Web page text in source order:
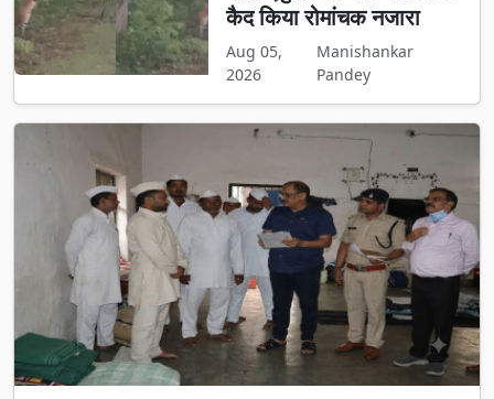
कैद किया रोमांचक नजारा
Aug 05,
2026
Manishankar
Pandey